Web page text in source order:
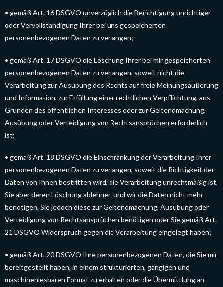
• gemäß Art. 16 DSGVO unverzüglich die Berichtigung unrichtiger
oder Vervollständigung Ihrer bei uns gespeicherten
personenbezogenen Daten zu verlangen;
• gemäß Art. 17 DSGVO die Löschung Ihrer bei mir gespeicherten
personenbezogenen Daten zu verlangen, soweit nicht die
Verarbeitung zur Ausübung des Rechts auf freie Meinungsäußerung
und Information, zur Erfüllung einer rechtlichen Verpflichtung, aus
Gründen des öffentlichen Interesses oder zur Geltendmachung,
Ausübung oder Verteidigung von Rechtsansprüchen erforderlich
ist;
• gemäß Art. 18 DSGVO die Einschränkung der Verarbeitung Ihrer
personenbezogenen Daten zu verlangen, soweit die Richtigkeit der
Daten von Ihnen bestritten wird, die Verarbeitung unrechtmäßig ist,
Sie aber deren Löschung ablehnen und wir die Daten nicht mehr
benötigen, Sie jedoch diese zur Geltendmachung, Ausübung oder
Verteidigung von Rechtsansprüchen benötigen oder Sie gemäß Art.
21 DSGVO Widerspruch gegen die Verarbeitung eingelegt haben;
• gemäß Art. 20 DSGVO Ihre personenbezogenen Daten, die Sie mir
bereitgestellt haben, in einem strukturierten, gängigen und
maschinenlesbaren Format zu erhalten oder die Übermittlung an